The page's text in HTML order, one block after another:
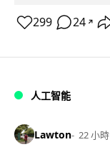
299 24 ↗
人工智能
Lawton 22 小時